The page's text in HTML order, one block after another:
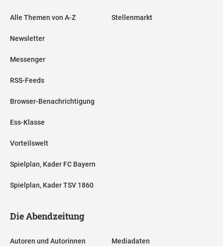
Alle Themen von A-Z
Newsletter
Messenger
RSS-Feeds
Browser-Benachrichtigung
Ess-Klasse
Vorteilswelt
Spielplan, Kader FC Bayern
Spielplan, Kader TSV 1860
Stellenmarkt
Die Abendzeitung
Autoren und Autorinnen Mediadaten